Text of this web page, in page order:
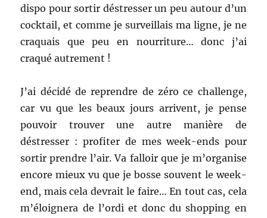
dispo pour sortir déstresser un peu autour d’un
cocktail, et comme je surveillais ma ligne, je ne
craquais que peu en nourriture… donc j’ai
craqué autrement !
J’ai décidé de reprendre de zéro ce challenge,
car vu que les beaux jours arrivent, je pense
pouvoir trouver une autre manière de
déstresser : profiter de mes week-ends pour
sortir prendre l’air. Va falloir que je m’organise
encore mieux vu que je bosse souvent le week-
end, mais cela devrait le faire… En tout cas, cela
m’éloignera de l’ordi et donc du shopping en